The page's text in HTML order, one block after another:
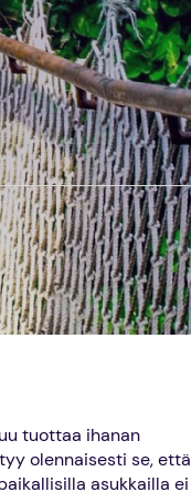
tuottaa ihanan
olennaisesti se, että
asukkailla ei